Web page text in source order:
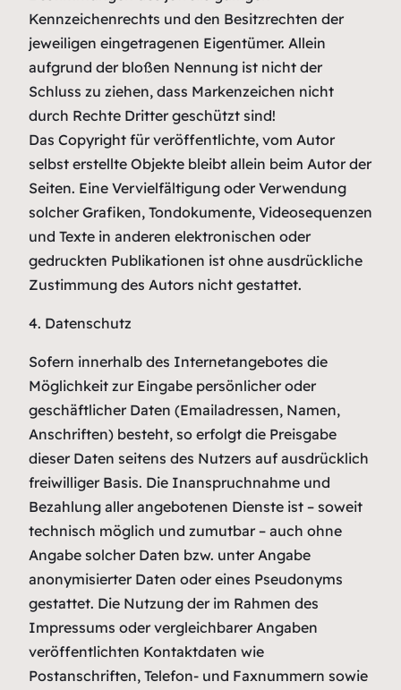
Kennzeichenrechts und den Besitzrechten der
jeweiligen eingetragenen Eigentümer. Allein
aufgrund der bloßen Nennung ist nicht der
Schluss zu ziehen, dass Markenzeichen nicht
durch Rechte Dritter geschützt sind!
Das Copyright für veröffentlichte, vom Autor
selbst erstellte Objekte bleibt allein beim Autor der
Seiten. Eine Vervielfältigung oder Verwendung
solcher Grafiken, Tondokumente, Videosequenzen
und Texte in anderen elektronischen oder
gedruckten Publikationen ist ohne ausdrückliche
Zustimmung des Autors nicht gestattet.
4. Datenschutz
Sofern innerhalb des Internetangebotes die
Möglichkeit zur Eingabe persönlicher oder
geschäftlicher Daten (Emailadressen, Namen,
Anschriften) besteht, so erfolgt die Preisgabe
dieser Daten seitens des Nutzers auf ausdrücklich
freiwilliger Basis. Die Inanspruchnahme und
Bezahlung aller angebotenen Dienste ist – soweit
technisch möglich und zumutbar – auch ohne
Angabe solcher Daten bzw. unter Angabe
anonymisierter Daten oder eines Pseudonyms
gestattet. Die Nutzung der im Rahmen des
Impressums oder vergleichbarer Angaben
veröffentlichten Kontaktdaten wie
Postanschriften, Telefon- und Faxnummern sowie